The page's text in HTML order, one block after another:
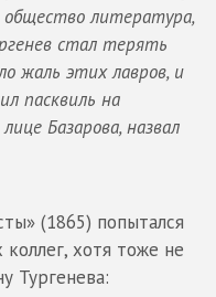
литература,
стал терять
жаль этих лавров, и
пасквиль на
Базарова, назвал
(1865) попытался
хотя тоже не
Тургенева: